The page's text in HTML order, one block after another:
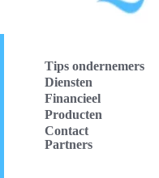
Tips ondernemers
Diensten
Financieel
Producten
Contact
Partners